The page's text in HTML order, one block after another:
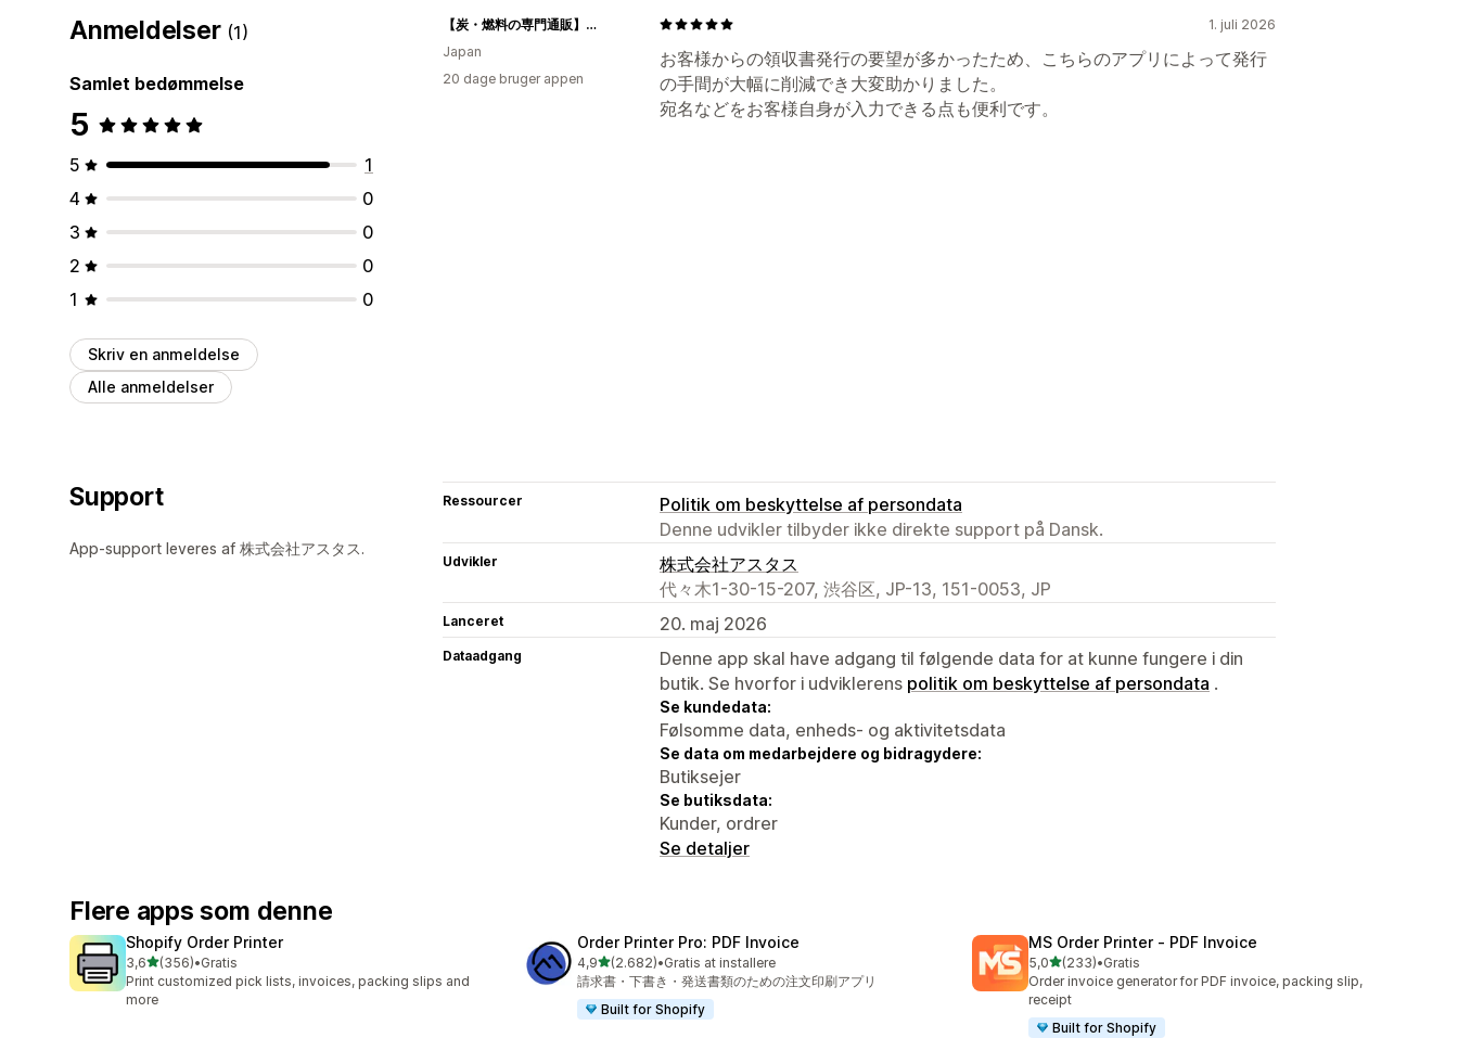
Branding
Filhåndtering
Generering af PDF-filer Udskriv og eksportér
Anmeldelser (1)
Samlet bedømmelse
5
5
1
4
0
3
0
2
0
1
0
Skriv en anmeldelse
Alle anmeldelser
1. juli 2026
お客様からの領収書発行の要望が多かったため、こちらのアプリによって発行
の手間が大幅に削減でき大変助かりました。
宛名などをお客様自身が入力できる点も便利です。
【炭・燃料の専門通販】＋炭STYLE 増田屋
Japan
20 dage bruger appen
Support
App-support leveres af 株式会社アスタス.
Ressourcer
Politik om beskyttelse af persondata
Denne udvikler tilbyder ikke direkte support på Dansk.
Udvikler
株式会社アスタス
代々木1-30-15-207, 渋谷区, JP-13, 151-0053, JP
Lanceret 20. maj 2026
Dataadgang
Denne app skal have adgang til følgende data for at kunne fungere i din
butik. Se hvorfor i udviklerens politik om beskyttelse af persondata .
Se kundedata:
Følsomme data, enheds- og aktivitetsdata
Se data om medarbejdere og bidragydere:
Butiksejer
Se butiksdata:
Kunder, ordrer
Se detaljer
Flere apps som denne
Shopify Order Printer
3,6ud af 5 stjerner
(356)
356 anmeldelser i alt
•Gratis
Print customized pick lists, invoices, packing slips and
more
Order Printer Pro: PDF Invoice
4,9ud af 5 stjerner
(2.682)
2682 anmeldelser i alt
•Gratis at installere
請求書・下書き・発送書類のための注文印刷アプリ
Built for Shopify
MS Order Printer ‑ PDF Invoice
5,0ud af 5 stjerner
(233)
233 anmeldelser i alt
•Gratis
Order invoice generator for PDF invoice, packing slip,
receipt
Built for Shopify